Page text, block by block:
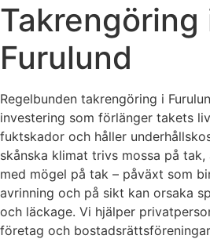
Takrengöring
Furulund
Regelbunden takrengöring i
investering som förlänger takets
fuktskador och håller
skånska klimat trivs mossa på
med mögel på tak – påväxt som
avrinning och på sikt kan orsaka
och läckage. Vi hjälper
företag och